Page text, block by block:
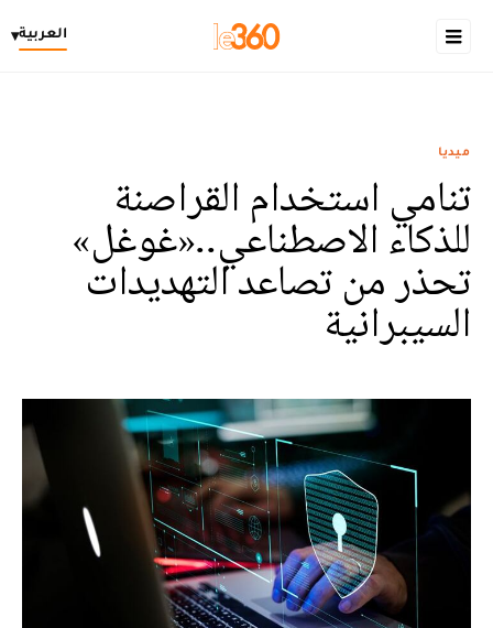
العربية▾
ميديا
تنامي استخدام القراصنة
للذكاء الاصطناعي..«غوغل»
تحذر من تصاعد التهديدات
السيبرانية